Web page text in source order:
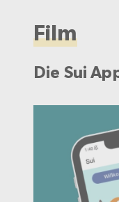
Film
Die Sui